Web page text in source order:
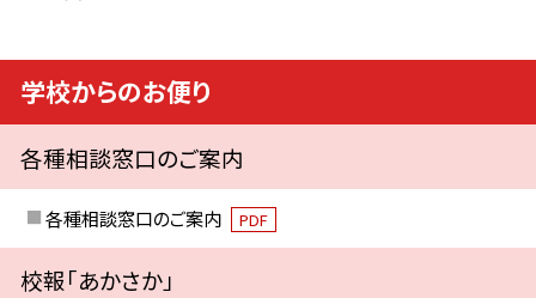
学校からのお便り
各種相談窓口のご案内
各種相談窓口のご案内 PDF
校報「あかさか」